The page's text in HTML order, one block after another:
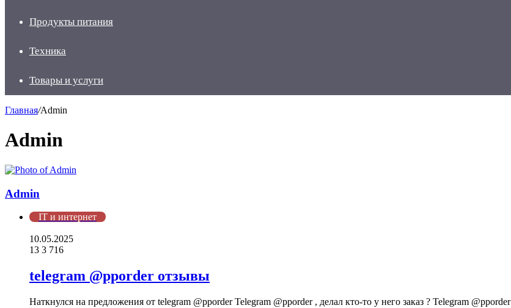
Продукты питания
Техника
Товары и услуги
Главная/Admin
Admin
Admin
IT и интернет
10.05.2025
13 3 716
telegram @pporder отзывы
Наткнулся на предложения от telegram @pporder Telegram @pporder , делал кто-то у него заказ ? Telegram @pporder